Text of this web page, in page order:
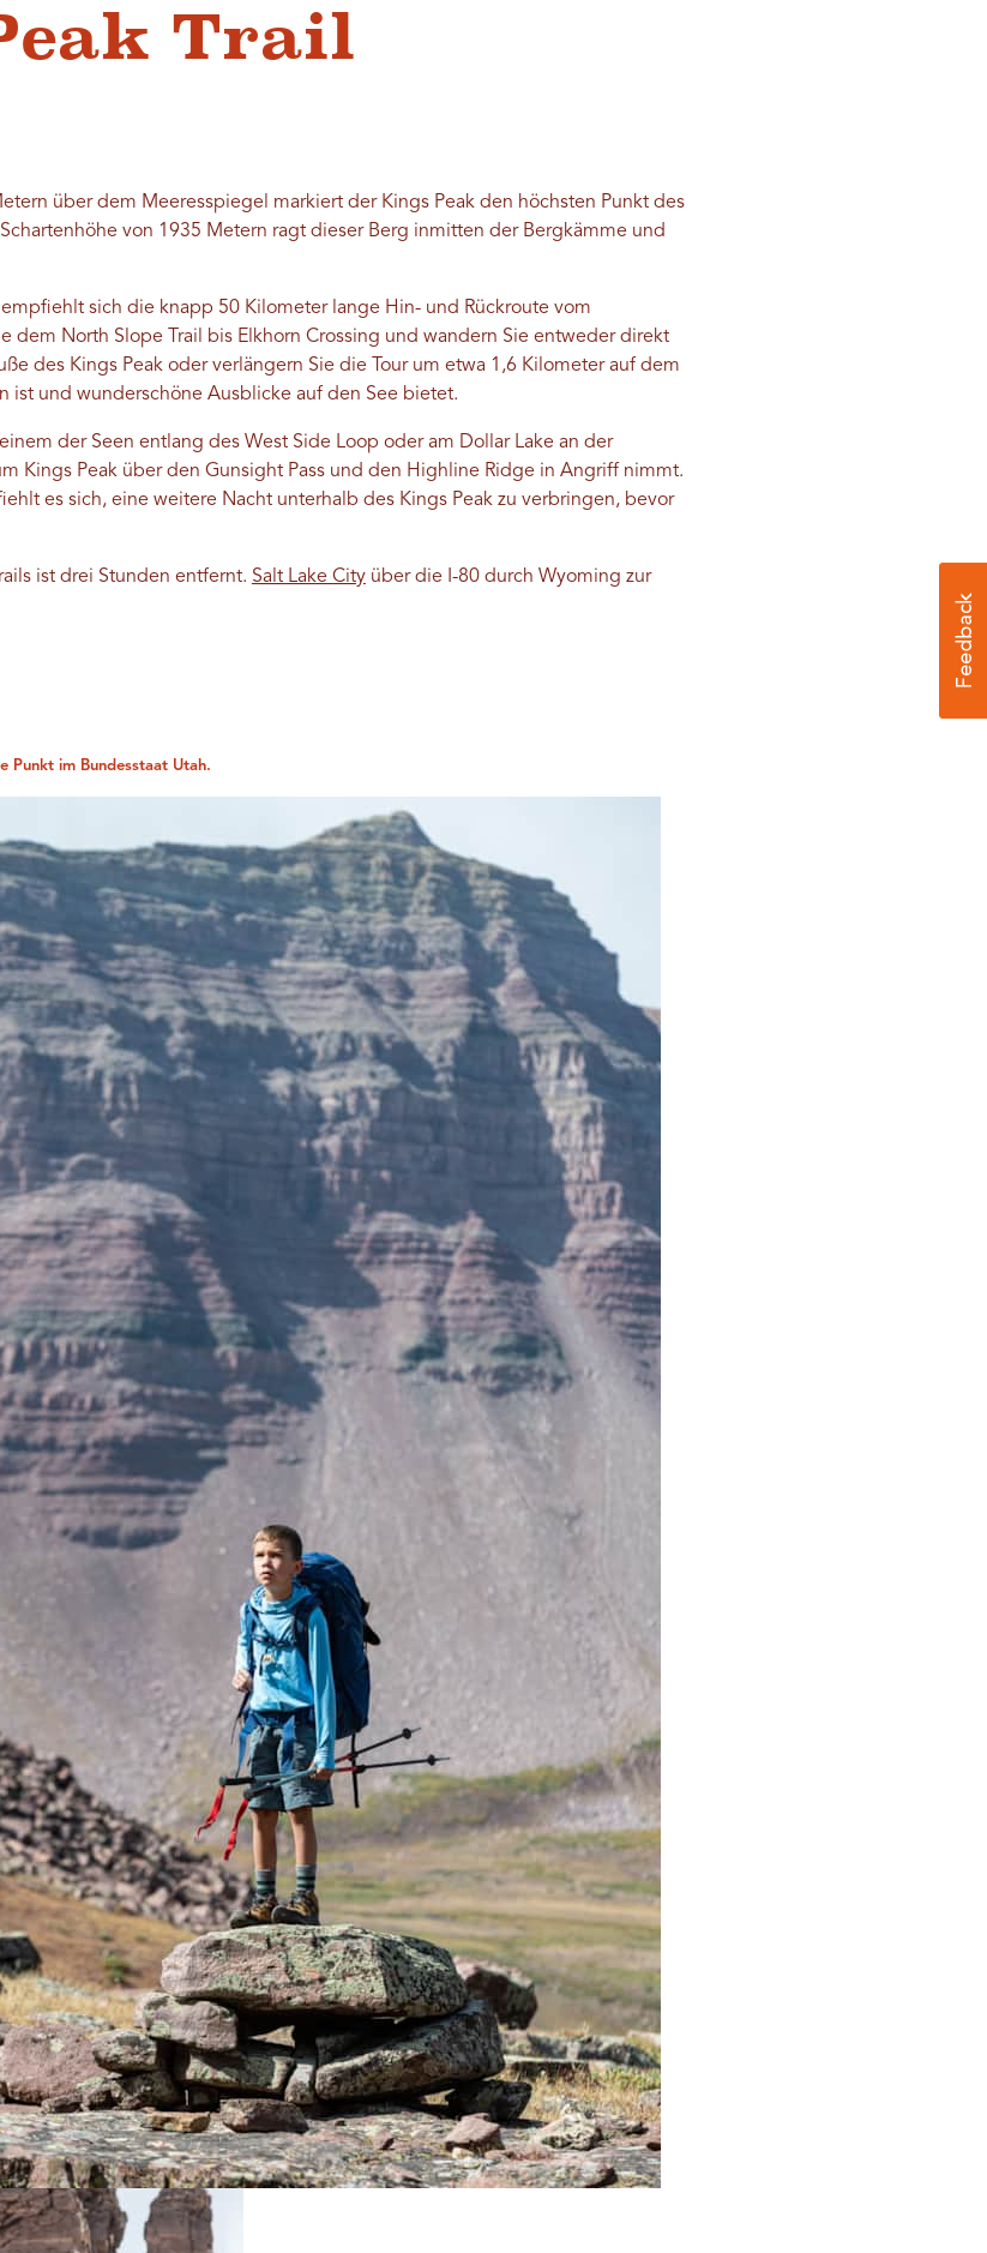
Trail
über dem Meeresspiegel markiert der Kings Peak den höchsten Punkt des
von 1935 Metern ragt dieser Berg inmitten der Bergkämme und
sich die knapp 50 Kilometer lange Hin- und Rückroute vom
dem North Slope Trail bis Elkhorn Crossing und wandern Sie entweder direkt
des Kings Peak oder verlängern Sie die Tour um etwa 1,6 Kilometer auf dem
ist und wunderschöne Ausblicke auf den See bietet.
der Seen entlang des West Side Loop oder am Dollar Lake an der
Kings Peak über den Gunsight Pass und den Highline Ridge in Angriff nimmt.
es sich, eine weitere Nacht unterhalb des Kings Peak zu verbringen, bevor
ist drei Stunden entfernt. Salt Lake Cityüber die I-80 durch Wyoming zur
Punkt im Bundesstaat Utah.